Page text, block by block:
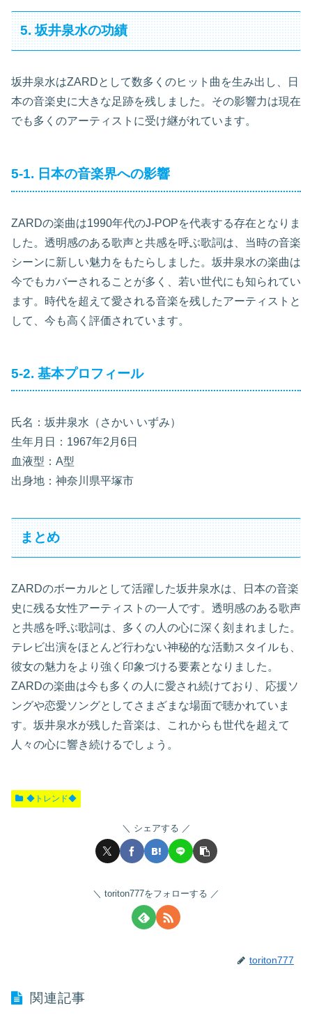
5. 坂井泉水の功績
坂井泉水はZARDとして数多くのヒット曲を生み出し、日
本の音楽史に大きな足跡を残しました。その影響力は現在
でも多くのアーティストに受け継がれています。
5-1. 日本の音楽界への影響
ZARDの楽曲は1990年代のJ-POPを代表する存在となりま
した。透明感のある歌声と共感を呼ぶ歌詞は、当時の音楽
シーンに新しい魅力をもたらしました。坂井泉水の楽曲は
今でもカバーされることが多く、若い世代にも知られてい
ます。時代を超えて愛される音楽を残したアーティストと
して、今も高く評価されています。
5-2. 基本プロフィール
氏名：坂井泉水（さかい いずみ）
生年月日：1967年2月6日
血液型：A型
出身地：神奈川県平塚市
まとめ
ZARDのボーカルとして活躍した坂井泉水は、日本の音楽
史に残る女性アーティストの一人です。透明感のある歌声
と共感を呼ぶ歌詞は、多くの人の心に深く刻まれました。
テレビ出演をほとんど行わない神秘的な活動スタイルも、
彼女の魅力をより強く印象づける要素となりました。
ZARDの楽曲は今も多くの人に愛され続けており、応援ソ
ングや恋愛ソングとしてさまざまな場面で聴かれていま
す。坂井泉水が残した音楽は、これからも世代を超えて
人々の心に響き続けるでしょう。
◆トレンド◆
シェアする
toriton777をフォローする
toriton777
関連記事